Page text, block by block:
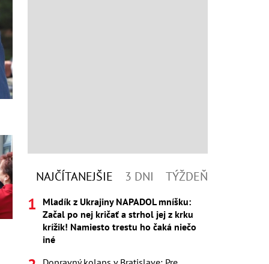
NAJČÍTANEJŠIE 3 DNI TÝŽDEŇ
Mladík z Ukrajiny NAPADOL mníšku:
Začal po nej kričať a strhol jej z krku
krížik! Namiesto trestu ho čaká niečo
iné